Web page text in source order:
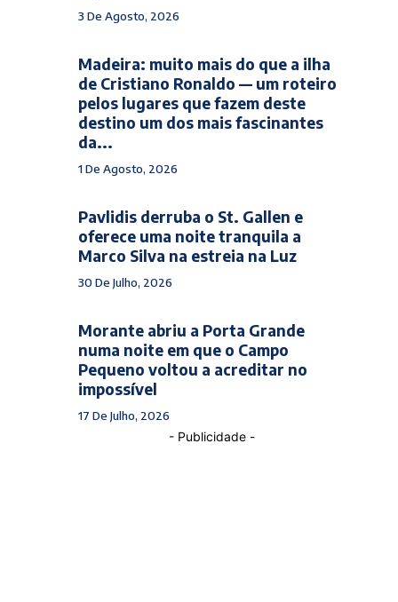
3 De Agosto, 2026
Madeira: muito mais do que a ilha
de Cristiano Ronaldo — um roteiro
pelos lugares que fazem deste
destino um dos mais fascinantes
da...
1 De Agosto, 2026
Pavlidis derruba o St. Gallen e
oferece uma noite tranquila a
Marco Silva na estreia na Luz
30 De Julho, 2026
Morante abriu a Porta Grande
numa noite em que o Campo
Pequeno voltou a acreditar no
impossível
17 De Julho, 2026
- Publicidade -